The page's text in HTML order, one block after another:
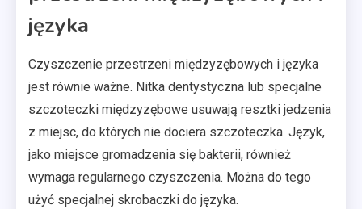
języka
Czyszczenie przestrzeni międzyzębowych i języka
jest równie ważne. Nitka dentystyczna lub specjalne
szczoteczki międzyzębowe usuwają resztki jedzenia
z miejsc, do których nie dociera szczoteczka. Język,
jako miejsce gromadzenia się bakterii, również
wymaga regularnego czyszczenia. Można do tego
użyć specjalnej skrobaczki do języka.